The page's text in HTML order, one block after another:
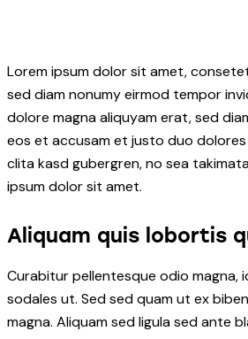
Lorem ipsum dolor sit amet,
sed diam nonumy eirmod tempor
dolore magna aliquyam erat, sed
eos et accusam et justo duo
clita kasd gubergren, no sea
ipsum dolor sit amet.
Aliquam quis lobortis
Curabitur pellentesque odio magna,
sodales ut. Sed sed quam ut ex
magna. Aliquam sed ligula sed ante